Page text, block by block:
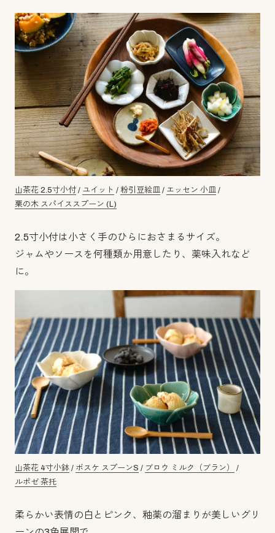
山茶花 2.5寸小付 / ユイット / 粉引豆絵皿 / エッセン 小皿 /
栗の木 スパイススプーン (L)
2.5寸小付は小さく手のひらにおさまるサイズ。
ジャムやソースを何種類か用意したり、薬味入れなど
に。
山茶花 4寸小鉢 / ボスケ スプーンS / ブロウ ミルク（ブラン）
/
ルポゼ 茶托
柔らかい表情の白とピンク、釉薬の溜まりが美しいグリ